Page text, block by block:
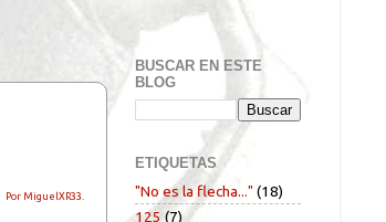
Por MiguelXR33.
BUSCAR EN ESTE
BLOG
ETIQUETAS
"No es la flecha..." (18)
125 (7)